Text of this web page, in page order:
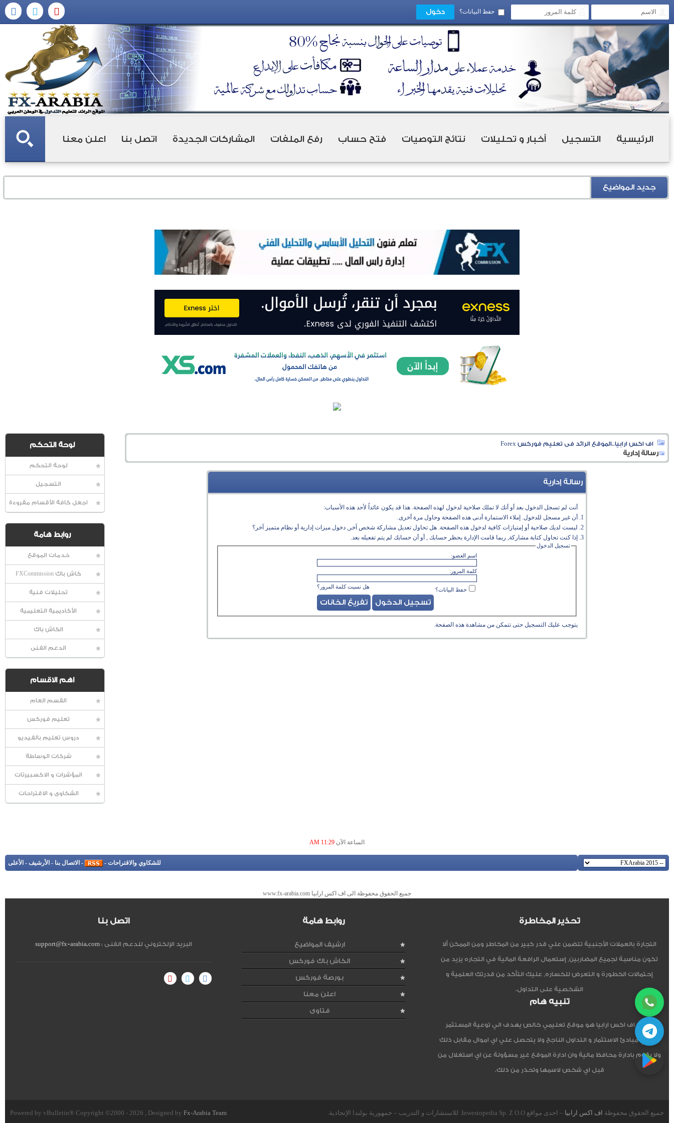
حفظ البيانات؟
الرئيسية التسجيل أخبار و تحليلات نتائج التوصيات فتح حساب رفع الملفات المشاركات الجديدة اتصل بنا اعلن معنا
جديد المواضيع
لوحة التحكم
لوحة التحكم
التسجيل
اجعل كافة الأقسام مقروءة
روابط هامة
خدمات الموقع
كاش باك FXCommission
تحليلات فنية
الأكاديمية التعليمية
الكاش باك
الدعم الفنى
اهم الاقسام
القسم العام
تعليم فوركس
دروس تعليم بالفيديو
شركات الوساطة
المؤشرات و الاكسبيرتات
الشكاوى و الاقتراحات
اف اكس ارابيا..الموقع الرائد فى تعليم فوركس Forex
رسالة إدارية
رسالة إدارية
أنت لم تسجل الدخول بعد أو أنك لا تملك صلاحية لدخول لهذه الصفحة. هذا قد يكون عائداً لأحد هذه الأسباب:
أن غير مسجل للدخول. إملاء الاستمارة أدنى هذه الصفحة وحاول مرة أخرى.
ليست لديك صلاحية أو إمتيازات كافية لدخول هذه الصفحة. هل تحاول تعديل مشاركة شخص آخر, دخول ميزات إدارية أو نظام متميز آخر؟
إذا كنت تحاول كتابة مشاركة, ربما قامت الإدارة بحظر حسابك , أو أن حسابك لم يتم تفعيله بعد.
تسجيل الدخول
اسم العضو:
كلمة المرور:
هل نسيت كلمة المرور؟ حفظ البيانات؟
يتوجب عليكالتسجيل حتى تتمكن من مشاهدة هذه الصفحة.
الساعة الآن 11:29 AM
للشكاوي والاقتراحات -
- الاتصال بنا - الأرشيف - الأعلى
جميع الحقوق محفوظة الى اف اكس ارابيا www.fx-arabia.com
تحذير المخاطرة
التجارة بالعملات الأجنبية تتضمن علي قدر كبير من المخاطر ومن الممكن ألا
تكون مناسبة لجميع المضاربين, إستعمال الرافعة المالية في التجاره يزيد من
إحتمالات الخطورة و التعرض للخساره, عليك التأكد من قدرتك العلمية و
الشخصية على التداول.
تنبيه هام
موقع اف اكس ارابيا هو موقع تعليمي خالص يهدف الي توعية المستثمر
العربي مبادئ الاستثمار و التداول الناجح ولا يتحصل علي اي اموال مقابل ذلك
ولا يقوم بادارة محافظ مالية وان ادارة الموقع غير مسؤولة عن اي استغلال من
قبل اي شخص لاسمها وتحذر من ذلك.
روابط هامة
ارشيف المواضيع
الكاش باك فوركس
بورصة فوركس
اعلن معنا
فتاوى
اتصل بنا
البريد الإلكتروني للدعم الفنى :support@fx-arabia.com
جميع الحقوق محفوظة اف اكس ارابيا – احدى مواقع Inwestopedia Sp. Z O.O. للاستشارات و التدريب – جمهورية بولندا الإتحادية. Powered by vBulletin® Copyright ©2000 - 2026 , Designed by Fx-Arabia Team